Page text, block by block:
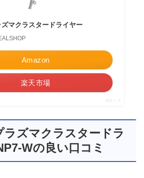
マクラスタードライヤー
Amazon
楽天市場
ポチップ
ラズマクラスタードラ
Wの良い口コミ